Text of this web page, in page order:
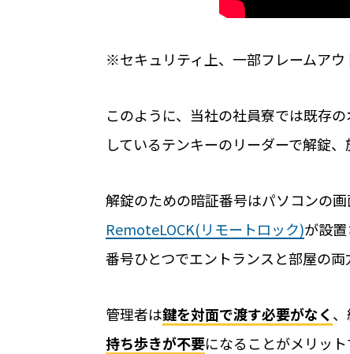
※セキュリティ上、一部フレームア
このように、当社の社員寮では既存
しているテンキーのリーダーで解錠
解錠のための暗証番号はパソコンの
RemoteLOCK(リモートロック)が設
番号ひとつでエントランスと部屋の両
管理者は鍵を対面で渡す必要がなく
持ち歩きが不要になることがメリット
学校体育館の利用手続きをICT化？ 公
【2025年最新版】これからの公共施設